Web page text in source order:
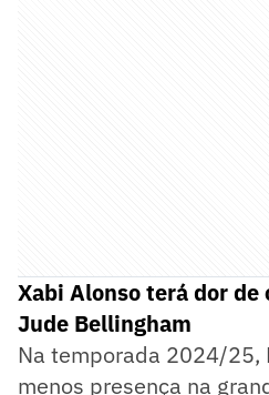
Xabi Alonso terá dor de
Jude Bellingham
Na temporada 2024/25,
menos presença na